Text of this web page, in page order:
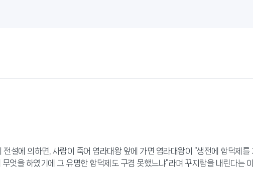
설에 의하면, 사람이 죽어 염라대왕 앞에 가면 염라대왕이 “생전에 합덕제를
엇을 하였기에 그 유명한 합덕제도 구경 못했느냐”라며 꾸지람을 내린다는